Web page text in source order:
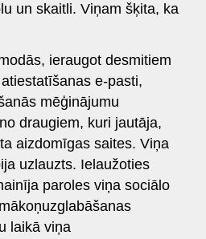
un skaitli. Viņam šķita, ka
ieraugot desmitiem
e-pasti,
mēģinājumu
draugiem, kuri jautāja,
aizdomīgas saites. Viņa
uzlauzts. Ielaužoties
paroles viņa sociālo
laikā viņa